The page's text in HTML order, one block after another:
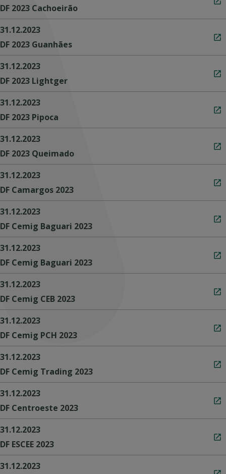
DF 2023 Cachoeirão
31.12.2023
DF 2023 Guanhães
31.12.2023
DF 2023 Lightger
31.12.2023
DF 2023 Pipoca
31.12.2023
DF 2023 Queimado
31.12.2023
DF Camargos 2023
31.12.2023
DF Cemig Baguari 2023
31.12.2023
DF Cemig Baguari 2023
31.12.2023
DF Cemig CEB 2023
31.12.2023
DF Cemig PCH 2023
31.12.2023
DF Cemig Trading 2023
31.12.2023
DF Centroeste 2023
31.12.2023
DF ESCEE 2023
31.12.2023